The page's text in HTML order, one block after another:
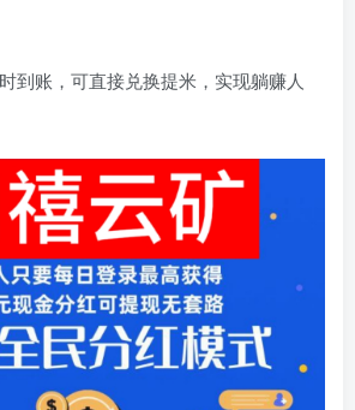
到账，可直接兑换提米，实现躺赚人